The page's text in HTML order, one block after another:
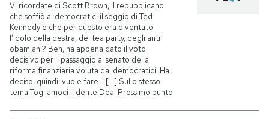
Vi ricordate di Scott Brown, il repubblicano
che soffiò ai democratici il seggio di Ted
Kennedy e che per questo era diventato
l’idolo della destra, dei tea party, degli anti
obamiani? Beh, ha appena dato il voto
decisivo per il passaggio al senato della
riforma finanziaria voluta dai democratici. Ha
deciso, quindi: vuole fare il [...] Sullo stesso
tema:Togliamoci il dente Deal Prossimo punto